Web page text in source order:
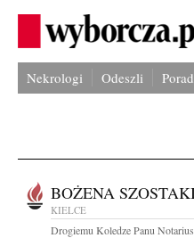
Nekrologi Odeszli
BOŻENA
KIELCE
Drogiemu Koledze Panu